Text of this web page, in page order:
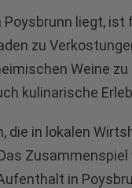
Poysbrunn liegt,
zu
Weine
kulinarische
die in lokalen
in